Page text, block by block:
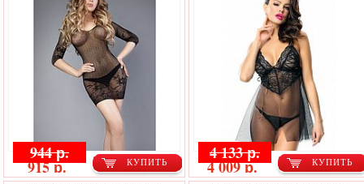
КУПИТЬ
944 р.
915 р. КУПИТЬ
4 133 р.
4 009 р.